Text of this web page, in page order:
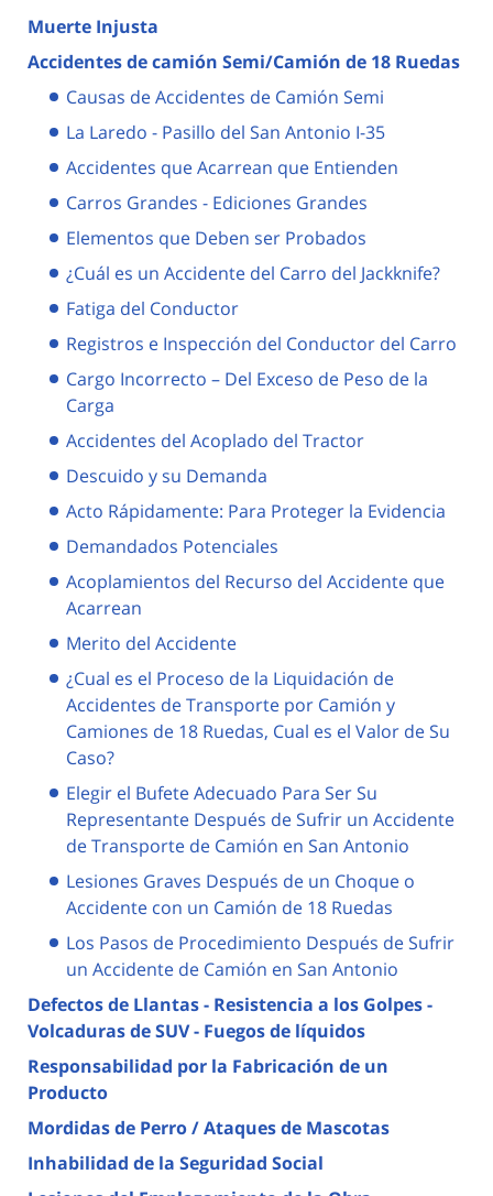
Muerte Injusta
Accidentes de camión Semi/Camión de 18 Ruedas
Causas de Accidentes de Camión Semi
La Laredo - Pasillo del San Antonio I-35
Accidentes que Acarrean que Entienden
Carros Grandes - Ediciones Grandes
Elementos que Deben ser Probados
¿Cuál es un Accidente del Carro del Jackknife?
Fatiga del Conductor
Registros e Inspección del Conductor del Carro
Cargo Incorrecto – Del Exceso de Peso de la
Carga
Accidentes del Acoplado del Tractor
Descuido y su Demanda
Acto Rápidamente: Para Proteger la Evidencia
Demandados Potenciales
Acoplamientos del Recurso del Accidente que
Acarrean
Merito del Accidente
¿Cual es el Proceso de la Liquidación de
Accidentes de Transporte por Camión y
Camiones de 18 Ruedas, Cual es el Valor de Su
Caso?
Elegir el Bufete Adecuado Para Ser Su
Representante Después de Sufrir un Accidente
de Transporte de Camión en San Antonio
Lesiones Graves Después de un Choque o
Accidente con un Camión de 18 Ruedas
Los Pasos de Procedimiento Después de Sufrir
un Accidente de Camión en San Antonio
Defectos de Llantas - Resistencia a los Golpes -
Volcaduras de SUV - Fuegos de líquidos
Responsabilidad por la Fabricación de un
Producto
Mordidas de Perro / Ataques de Mascotas
Inhabilidad de la Seguridad Social